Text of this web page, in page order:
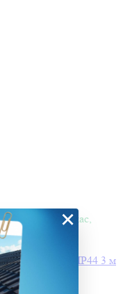
- сейчас,
с мерц. эфф IP44 3 м
на санях"
×